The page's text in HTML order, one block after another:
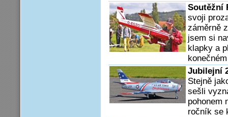
Soutěžní
svoji
záměrně
jsem si
klapky a
Jubilejní
Stejně
sešli
pohonem
ročník se